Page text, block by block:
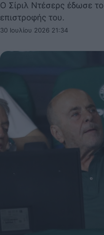
Ο Σίριλ Ντέσερς έδωσε
επιστροφής του.
30 Ιουλίου 2026 21:34